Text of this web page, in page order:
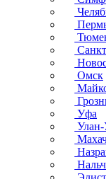
Омск
Уфа
Улан-